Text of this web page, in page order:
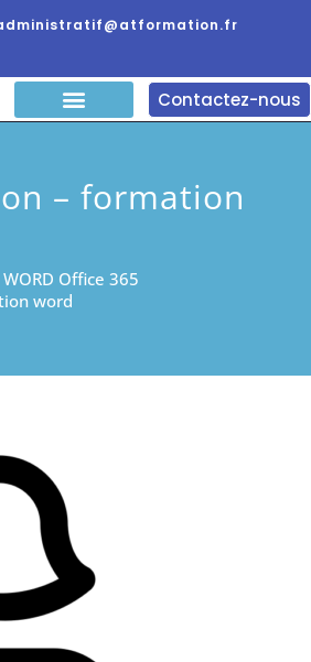
Contactez-nous
– formation
Office 365
word